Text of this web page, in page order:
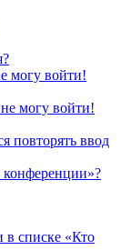
могу войти!
могу войти!
повторять ввод
конференции»?
в списке «Кто